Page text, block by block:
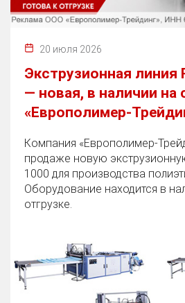
20 июля 2026
Экструзионная линия
— новая, в наличии на
«Европолимер-
Компания «Европолимер-
продаже новую
1000 для производства
Оборудование находится в
отгрузке.